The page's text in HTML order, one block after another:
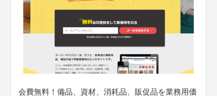
会費無料！備品、資材、消耗品、販促品を業務用価